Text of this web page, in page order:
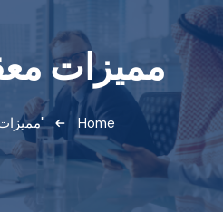
مميزات
Home